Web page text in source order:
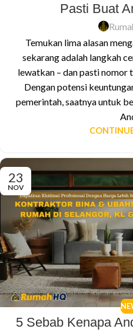
Pasti Buat
Temukan lima alasan
sekarang adalah langkah
lewatkan – dan pasti nomor
Dengan potensi
pemerintah, saatnya untuk
23
NOV
5 Sebab Kenapa